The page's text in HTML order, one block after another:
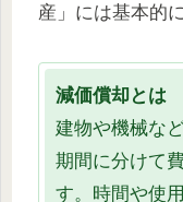
産」には基本的
減価償却とは
建物や機械な
期間に分けて
す。時間や使